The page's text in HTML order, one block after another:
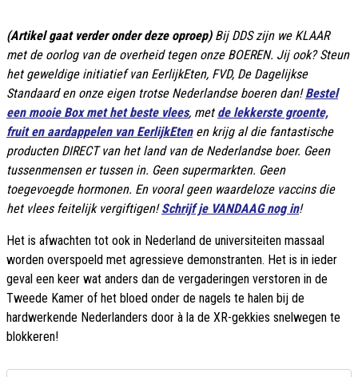
(Artikel gaat verder onder deze oproep) Bij DDS zijn we KLAAR
met de oorlog van de overheid tegen onze BOEREN. Jij ook? Steun
het geweldige initiatief van EerlijkEten, FVD, De Dagelijkse
Standaard en onze eigen trotse Nederlandse boeren dan!Bestel
een mooie Box met het beste vlees, met de lekkerste groente,
fruit en aardappelen van EerlijkEtenen krijg al die fantastische
producten DIRECT van het land van de Nederlandse boer. Geen
tussenmensen er tussen in. Geen supermarkten. Geen
toegevoegde hormonen. En vooral geen waardeloze vaccins die
het vlees feitelijk vergiftigen!Schrijf je VANDAAG nog in!
Het is afwachten tot ook in Nederland de universiteiten massaal
worden overspoeld met agressieve demonstranten. Het is in ieder
geval een keer wat anders dan de vergaderingen verstoren in de
Tweede Kamer of het bloed onder de nagels te halen bij de
hardwerkende Nederlanders door à la de XR-gekkies snelwegen te
blokkeren!